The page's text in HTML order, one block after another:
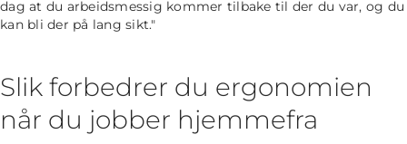
dag at du arbeidsmessig kommer tilbake til der du var, og du
kan bli der på lang sikt."
Slik forbedrer du ergonomien
når du jobber hjemmefra